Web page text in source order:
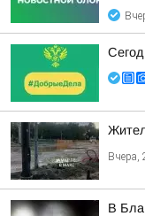
Вчера,
В